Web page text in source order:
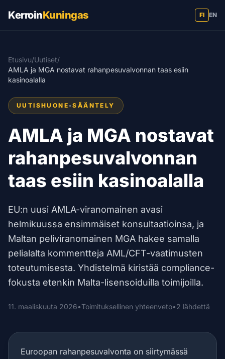
KerroinKuningas FI EN
Etusivu/Uutiset/
AMLA ja MGA nostavat rahanpesuvalvonnan taas esiin
kasinoalalla
UUTISHUONE •SÄÄNTELY
AMLA ja MGA nostavat
rahanpesuvalvonnan
taas esiin kasinoalalla
EU:n uusi AMLA-viranomainen avasi
helmikuussa ensimmäiset konsultaatioinsa, ja
Maltan peliviranomainen MGA hakee samalla
pelialalta kommentteja AML/CFT-vaatimusten
toteutumisesta. Yhdistelmä kiristää compliance-
fokusta etenkin Malta-lisensoiduilla toimijoilla.
11. maaliskuuta 2026•Toimituksellinen yhteenveto•2 lähdettä
Euroopan rahanpesuvalvonta on siirtymässä